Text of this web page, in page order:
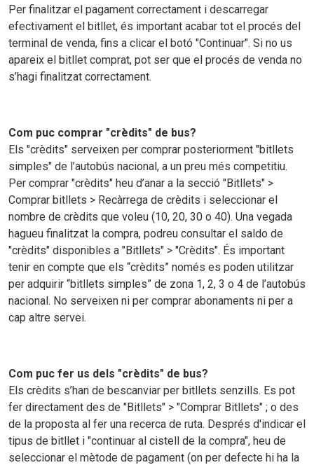
Per finalitzar el pagament correctament i descarregar
efectivament el bitllet, és important acabar tot el procés del
terminal de venda, fins a clicar el botó "Continuar". Si no us
apareix el bitllet comprat, pot ser que el procés de venda no
s’hagi finalitzat correctament.
Com puc comprar "crèdits" de bus?
Els "crèdits" serveixen per comprar posteriorment "bitllets
simples" de l’autobús nacional, a un preu més competitiu.
Per comprar "crèdits" heu d’anar a la secció "Bitllets" >
Comprar bitllets > Recàrrega de crèdits i seleccionar el
nombre de crèdits que voleu (10, 20, 30 o 40). Una vegada
hagueu finalitzat la compra, podreu consultar el saldo de
"crèdits" disponibles a "Bitllets" > "Crèdits". És important
tenir en compte que els “crèdits” només es poden utilitzar
per adquirir “bitllets simples” de zona 1, 2, 3 o 4 de l’autobús
nacional. No serveixen ni per comprar abonaments ni per a
cap altre servei.
Com puc fer us dels "crèdits" de bus?
Els crèdits s’han de bescanviar per bitllets senzills. Es pot
fer directament des de "Bitllets" > "Comprar Bitllets" ; o des
de la proposta al fer una recerca de ruta. Després d'indicar el
tipus de bitllet i "continuar al cistell de la compra", heu de
seleccionar el mètode de pagament (on per defecte hi ha la